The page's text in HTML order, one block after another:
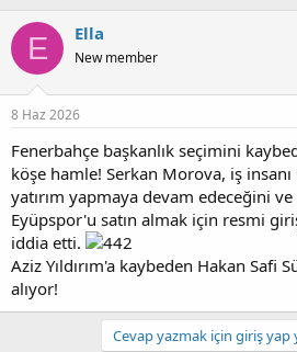
n
b
u
u
b
a
ş
l
a
t
a
n
ş
a
g
ı
ç
a
r
i
h
i
E Ella
New member
8 Haz 2026
Fenerbahçe başkanlık seçimini
köşe hamle! Serkan Morova, iş
yatırım yapmaya devam edeceğini
Eyüpspor'u satın almak için resmi
iddia etti.
Aziz Yıldırım'a kaybeden Hakan Safi
alıyor!
Cevap yazmak için giriş yap